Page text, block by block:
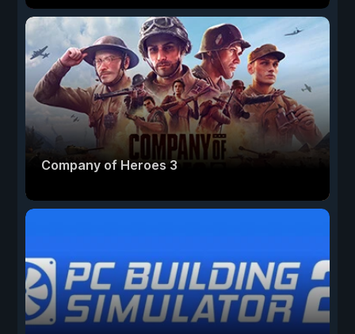
Company of Heroes 3